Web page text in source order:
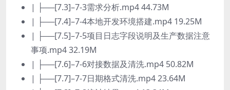
| ├──[7.3]–7-3需求分析.mp4 44.73M
| ├──[7.4]–7-4本地开发环境搭建.mp4 19.25M
| ├──[7.5]–7-5项目日志字段说明及生产数据注意
事项.mp4 32.19M
| ├──[7.6]–7-6对接数据及清洗.mp4 50.82M
| ├──[7.7]–7-7日期格式清洗.mp4 23.64M